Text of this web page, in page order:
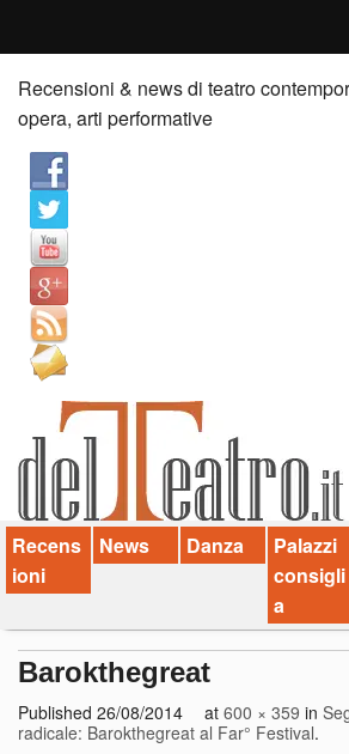
Home
Recensioni
Anticipazioni
News
Palazzi consiglia
Video
Chi siamo
Contatti
dT in English
Recensioni & news di teatro
opera, arti performative
Recens
ioni
News Danza
Palazzi
consigli
a
Barokthegreat
Published 26/08/2014 at 600 × 359 in
radicale: Barokthegreat al Far° Festival.